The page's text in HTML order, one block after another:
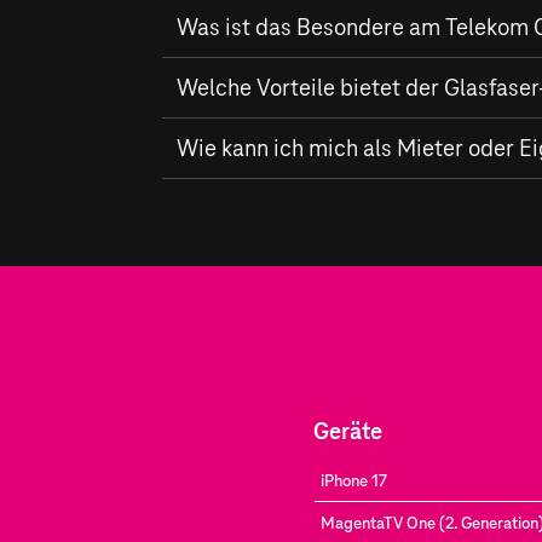
Was ist das Besondere am
In Regensburg baut die Telekom ein
von bis zu2.000 MBit/sim Download und
Privathaushalte, sondern stärkt auch die
Welche Vorteile bietet der
Mit einem Glasfaser-Anschluss von der
zuverlässige Verbindung.
Wie kann ich mich als Mieter oder
Geräte
iPhone 17
MagentaTV One (2. Generation)